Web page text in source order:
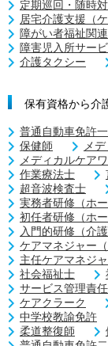
定期巡回・随時
居宅介護支援（
障がい者福祉関連
障害児入所サー
介護タクシー
保有資格から介
普通自動車免許
保健師
メ
メディカルケア
作業療法士
超音波検査士
実務者研修（ホ
初任者研修（ホ
入門的研修（介護
ケアマネジャー
主任ケアマネジ
社会福祉士
サービス管理責
ケアクラーク
中学校教諭免許
柔道整復師